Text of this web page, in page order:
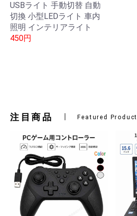
USBライト 手動切替 自動
切換 小型LEDライト 車内
照明 インテリアライト
450円
注目商品 Featured Product